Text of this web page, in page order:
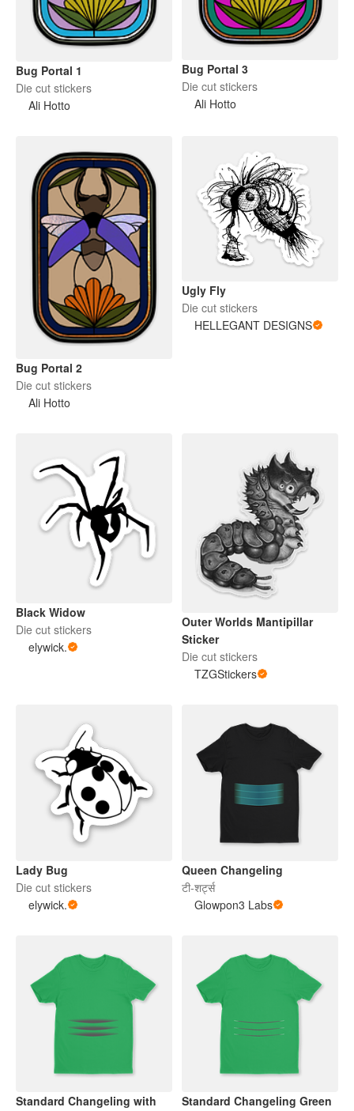
Bug Portal 1
Die cut stickers
Ali Hotto
Bug Portal 3
Die cut stickers
Ali Hotto
Bug Portal 2
Die cut stickers
Ali Hotto
Ugly Fly
Die cut stickers
HELLEGANT DESIGNS
Black Widow
Die cut stickers
elywick.
Outer Worlds Mantipillar
Sticker
Die cut stickers
TZGStickers
Lady Bug
Die cut stickers
elywick.
Queen Changeling
टी-शर्ट्स
Glowpon3 Labs
Standard Changeling with
Standard Changeling Green